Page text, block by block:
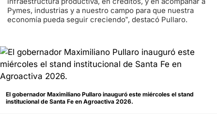
Pymes, industrias y a nuestro campo para que nuestra
economía pueda seguir creciendo”, destacó Pullaro.
El gobernador Maximiliano Pullaro inauguró este miércoles el stand
institucional de Santa Fe en Agroactiva 2026.